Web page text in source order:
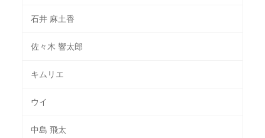
石井 麻土香
佐々木 響太郎
キムリエ
ウイ
中島 飛太